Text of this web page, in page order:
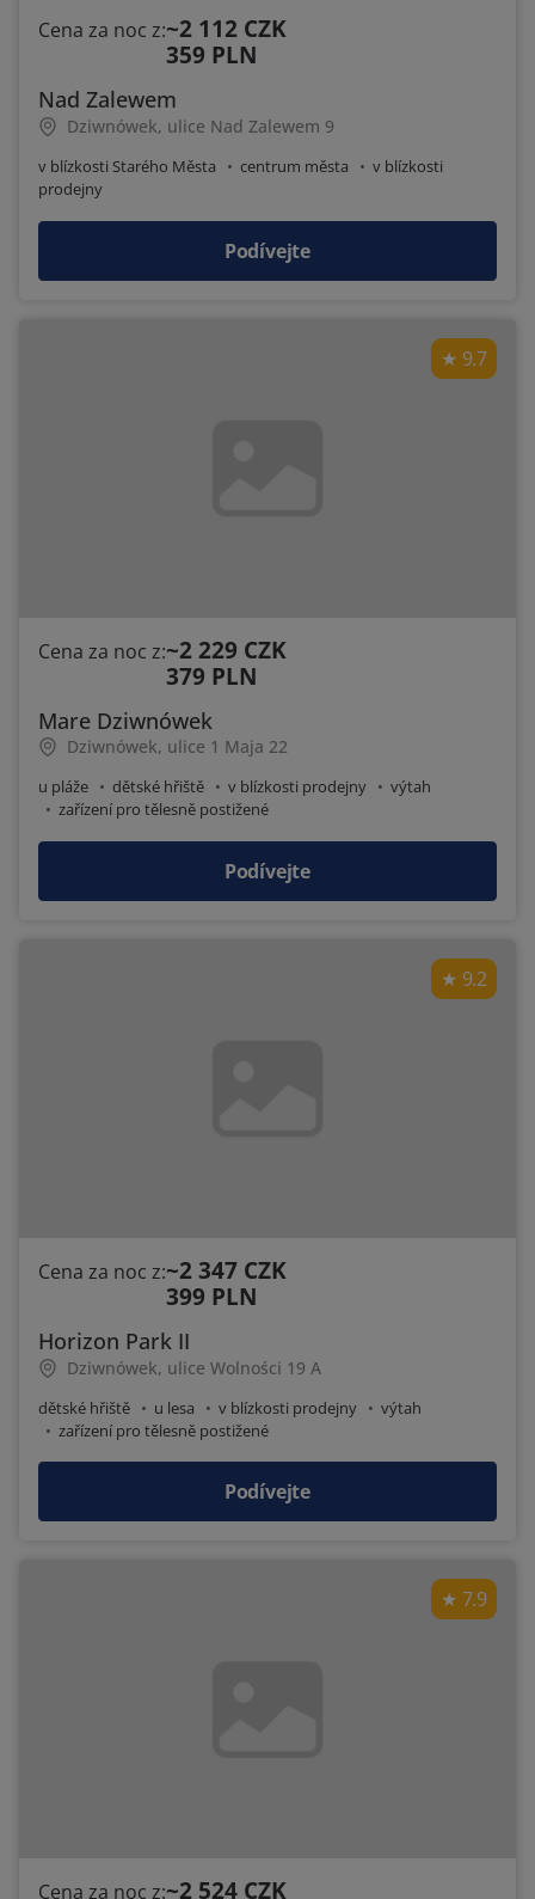
Cena za noc z:~2 112 CZK
359 PLN
Nad Zalewem
Dziwnówek, ulice Nad Zalewem 9
v blízkosti Starého Města centrum města
v blízkosti
prodejny
Podívejte
9.7
Cena za noc z:~2 229 CZK
379 PLN
Mare Dziwnówek
Dziwnówek, ulice 1 Maja 22
u pláže dětské hřiště v blízkosti prodejny
výtah
zařízení pro tělesně postižené
Podívejte
9.2
Cena za noc z:~2 347 CZK
399 PLN
Horizon Park II
Dziwnówek, ulice Wolności 19 A
dětské hřiště u lesa v blízkosti prodejny
výtah
zařízení pro tělesně postižené
Podívejte
7.9
Cena za noc z:~2 524 CZK